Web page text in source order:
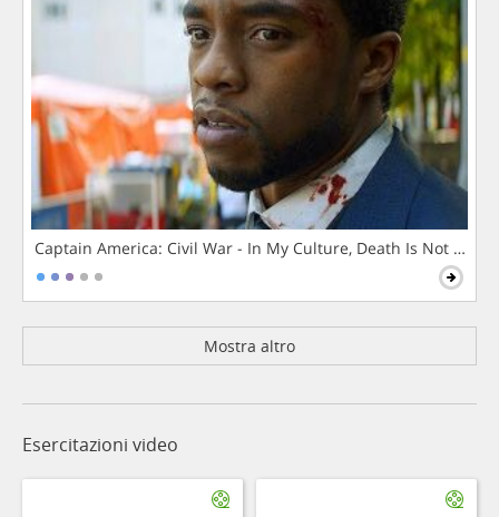
Captain America: Civil War - In My Culture, Death Is Not The
Mostra altro
Esercitazioni video